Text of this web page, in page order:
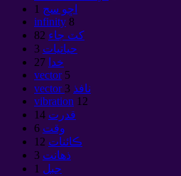
اڇو سج 1
infinity 8
کٽ جاء 82
حياتيات 3
خدا 27
vector 5
vector نافذ 3
vibration 12
قدرت 14
وقت 6
ڪائنات 12
ذهانت 3
جبل 1